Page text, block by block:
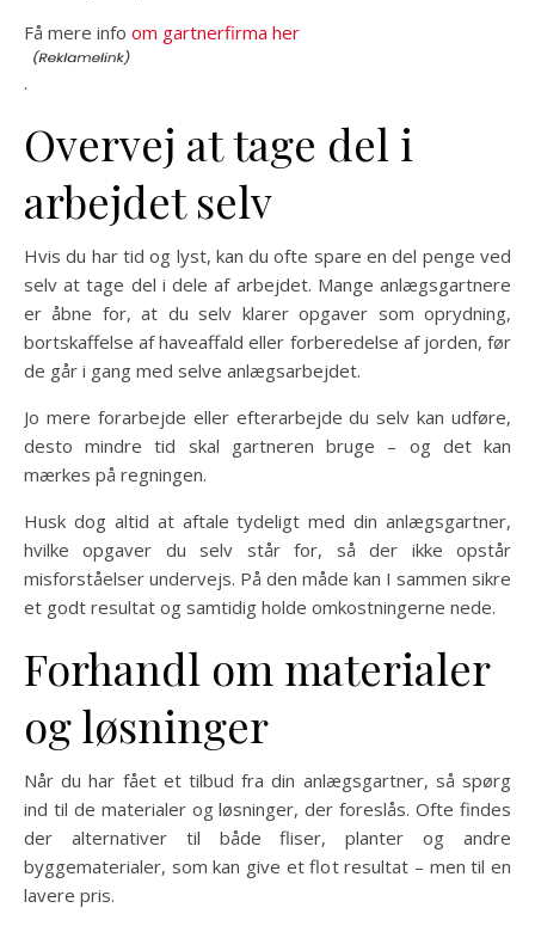
Få mere info om gartnerfirma her
.
Overvej at tage del i
arbejdet selv
Hvis du har tid og lyst, kan du ofte spare en del penge ved
selv at tage del i dele af arbejdet. Mange anlægsgartnere
er åbne for, at du selv klarer opgaver som oprydning,
bortskaffelse af haveaffald eller forberedelse af jorden, før
de går i gang med selve anlægsarbejdet.
Jo mere forarbejde eller efterarbejde du selv kan udføre,
desto mindre tid skal gartneren bruge – og det kan
mærkes på regningen.
Husk dog altid at aftale tydeligt med din anlægsgartner,
hvilke opgaver du selv står for, så der ikke opstår
misforståelser undervejs. På den måde kan I sammen sikre
et godt resultat og samtidig holde omkostningerne nede.
Forhandl om materialer
og løsninger
Når du har fået et tilbud fra din anlægsgartner, så spørg
ind til de materialer og løsninger, der foreslås. Ofte findes
der alternativer til både fliser, planter og andre
byggematerialer, som kan give et flot resultat – men til en
lavere pris.